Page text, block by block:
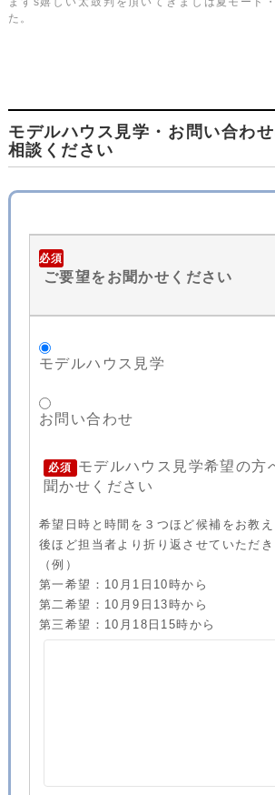
た。
モデルハウス見学・お問い合わ
相談ください
必須
ご要望をお聞かせください
モデルハウス見学
お問い合わせ
必須
モデルハウス見学希望の方
聞かせください
希望日時と時間を３つほど候補をお教え
後ほど担当者より折り返させていただ
（例）
第一希望：10月1日10時から
第二希望：10月9日13時から
第三希望：10月18日15時から